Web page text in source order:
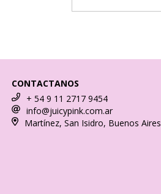
CONTACTANOS
+ 54 9 11 2717 9454
info@juicypink.com.ar
Martínez, San Isidro, Buenos Aires